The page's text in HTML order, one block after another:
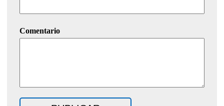
Comentario